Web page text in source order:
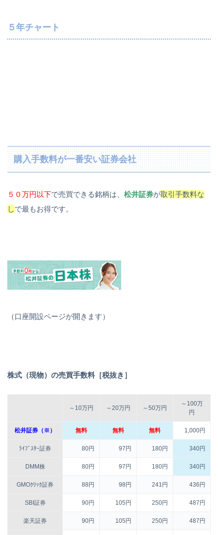
５年チャート
購入手数料が一番安い証券会社
５０万円以下で売買できる銘柄は、 松井証券が取引手数料な
しで最もお得です。
（口座開設ページが開きます）
株式（現物）の売買手数料［税抜き］
～10万円 ～20万円 ～50万円
～100万
円
松井証券（※） 無料 無料 無料 1,000円
ﾗｲﾌﾞｽﾀｰ証券 80円 97円 180円 340円
DMM株 80円 97円 180円 340円
GMOｸﾘｯｸ証券 88円 98円 241円 436円
SBI証券 90円 105円 250円 487円
楽天証券 90円 105円 250円 487円